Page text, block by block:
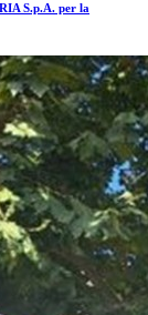
S.p.A. per la